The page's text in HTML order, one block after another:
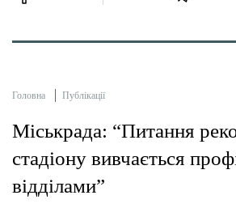
Головна Публікації
Міськрада: “Питання
стадіону вивчається
відділами”